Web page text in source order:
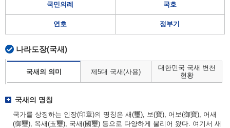
국민의례 국호
연호 정부기
나라도장(국새)
국새의 의미 제5대 국새(사용)
대한민국 국새 변천
현황
국새의 명칭
국가를 상징하는 인장(印章)의 명칭은 새(璽), 보(寶), 어보(御寶), 어새
(御璽), 옥새(玉璽), 국새(國璽) 등으로 다양하게 불리어 왔다. 여기서 새